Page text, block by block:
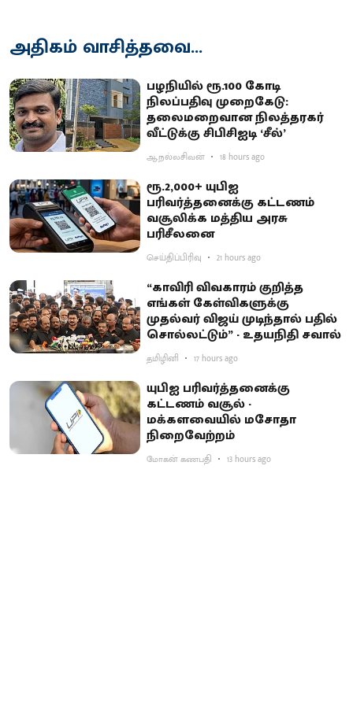
அதிகம் வாசித்தவை...
பழநியில் ரூ.100 கோடி
நிலப்பதிவு முறைகேடு:
தலைமறைவான நிலத்தரகர்
வீட்டுக்கு சிபிசிஐடி ‘சீல்’
ஆ.நல்லசிவன் 18 hours ago
ரூ.2,000+ யுபிஐ
பரிவர்த்தனைக்கு கட்டணம்
வசூலிக்க மத்திய அரசு
பரிசீலனை
செய்திப்பிரிவு 21 hours ago
“காவிரி விவகாரம் குறித்த
எங்கள் கேள்விகளுக்கு
முதல்வர் விஜய் முடிந்தால் பதில்
சொல்லட்டும்” - உதயநிதி சவால்
தமிழினி 17 hours ago
யுபிஐ பரிவர்த்தனைக்கு
கட்டணம் வசூல் -
மக்களவையில் மசோதா
நிறைவேற்றம்
மோகன் கணபதி 13 hours ago